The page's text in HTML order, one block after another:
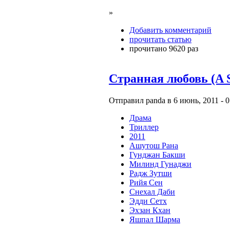
»
Добавить комментарий
прочитать статью
прочитано 9620 раз
Странная любовь (A
Отправил panda в 6 июнь, 2011 -
Драма
Триллер
2011
Ашутош Рана
Гунджан Бакши
Милинд Гунаджи
Радж Зутши
Рийя Сен
Снехал Даби
Эдди Сетх
Эхзан Кхан
Яшпал Шарма